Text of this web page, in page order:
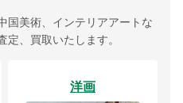
国美術、インテリアアートな
、買取いたします。
洋画